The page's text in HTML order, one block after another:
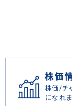
株価
株価/チ
になれ